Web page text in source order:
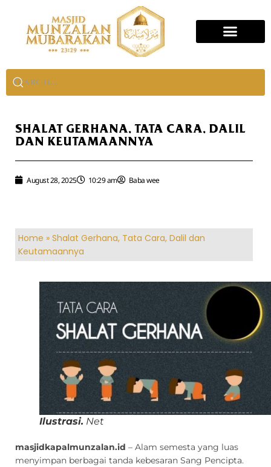
SHALAT GERHANA, TATA CARA, DALIL
DAN KEUTAMAANNYA
August 28, 2025 10:29 am Baba wee
Home » Shalat Gerhana, Tata Cara, Dalil dan
Keutamaannya
Ilustrasi. Net
masjidkapalmunzalan.id – Alam semesta yang luas
menyimpan berbagai tanda kebesaran Sang Pencipta.